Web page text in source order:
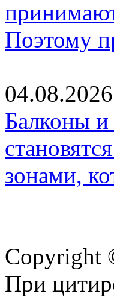
Поэтому
04.08.2026
Балконы
зонами,
Copyright
При